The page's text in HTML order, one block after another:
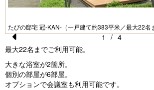
Pr
e
vi
たびの邸宅 冠-KAN-（一戸建て約383平米／最大22名
1 / 4
最大22名までご利用可能。
大きな浴室が2箇所。
個別の部屋が6部屋。
オプションで会議室も利用可能です。